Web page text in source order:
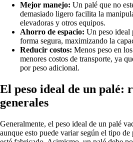
Mejor manejo: Un palé que no
demasiado ligero facilita la
elevadoras y otros equipos.
Ahorro de espacio: Un peso ideal
forma segura, maximizando la
Reducir costos: Menos peso en
menores costos de transporte, ya
por peso adicional.
El peso ideal de un palé:
generales
Generalmente, el peso ideal de un palé
aunque esto puede variar según el tipo